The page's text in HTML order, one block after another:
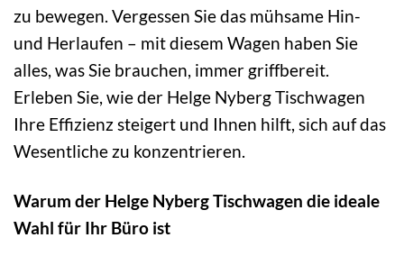
zu bewegen. Vergessen Sie das mühsame Hin-
und Herlaufen – mit diesem Wagen haben Sie
alles, was Sie brauchen, immer griffbereit.
Erleben Sie, wie der Helge Nyberg Tischwagen
Ihre Effizienz steigert und Ihnen hilft, sich auf das
Wesentliche zu konzentrieren.
Warum der Helge Nyberg Tischwagen die ideale
Wahl für Ihr Büro ist